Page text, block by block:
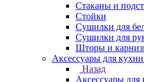
Стаканы и
Стойки
Сушилки для
Сушилки для
Шторы и
Аксессуары для кухни
Назад
Аксессуары для